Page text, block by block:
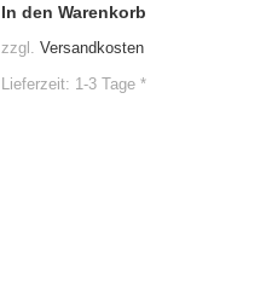
In den Warenkorb
zzgl. Versandkosten
Lieferzeit: 1-3 Tage *